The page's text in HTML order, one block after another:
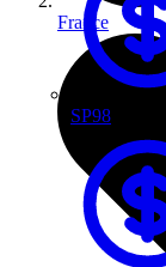
SP98
France